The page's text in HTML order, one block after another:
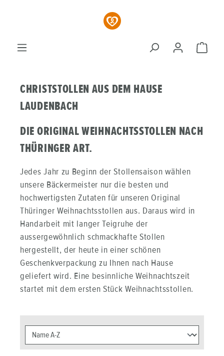
CHRISTSTOLLEN AUS DEM HAUSE
LAUDENBACH
DIE ORIGINAL WEIHNACHTSSTOLLEN NACH
THÜRINGER ART.
Jedes Jahr zu Beginn der Stollensaison wählen
unsere Bäckermeister nur die besten und
hochwertigsten Zutaten für unseren Original
Thüringer Weihnachtsstollen aus. Daraus wird in
Handarbeit mit langer Teigruhe der
aussergewöhnlich schmackhafte Stollen
hergestellt, der heute in einer schönen
Geschenkverpackung zu Ihnen nach Hause
geliefert wird. Eine besinnliche Weihnachtszeit
startet mit dem ersten Stück Weihnachtsstollen.